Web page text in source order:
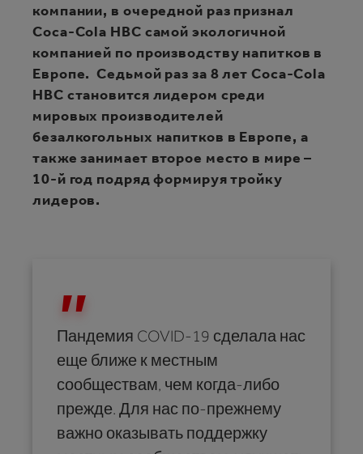
компании, в очередной раз признал
Coca-Cola HBC самой экологичной
компанией по производству напитков в
Европе. Седьмой раз за 8 лет Coca-Cola
HBC становится лидером среди
мировых производителей
безалкогольных напитков в Европе, а
также занимает второе место в мире –
10-й год подряд формируя тройку
лидеров.
Пандемия COVID-19 сделала нас
еще ближе к местным
сообществам, чем когда-либо
прежде. Для нас по-прежнему
важно оказывать поддержку